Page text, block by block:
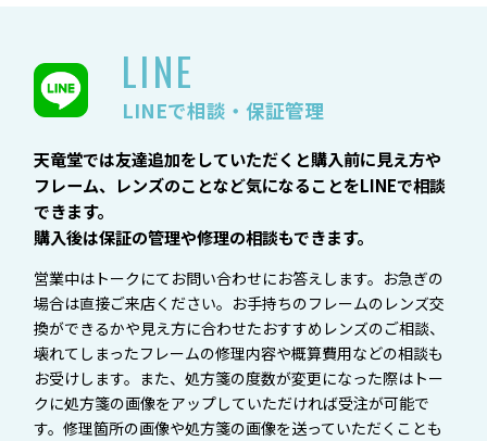
LINE
LINEで相談・保証管理
天竜堂では友達追加をしていただくと購入前に見え方や
フレーム、レンズのことなど気になることをLINEで相談
できます。
購入後は保証の管理や修理の相談もできます。
営業中はトークにてお問い合わせにお答えします。お急ぎの
場合は直接ご来店ください。お手持ちのフレームのレンズ交
換ができるかや見え方に合わせたおすすめレンズのご相談、
壊れてしまったフレームの修理内容や概算費用などの相談も
お受けします。また、処方箋の度数が変更になった際はトー
クに処方箋の画像をアップしていただければ受注が可能で
す。修理箇所の画像や処方箋の画像を送っていただくことも